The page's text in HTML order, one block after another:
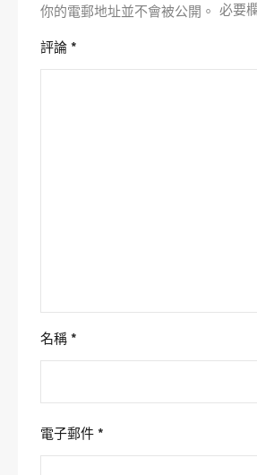
你的電郵地址並不會被公開。 必要
評論 *
名稱 *
電子郵件 *